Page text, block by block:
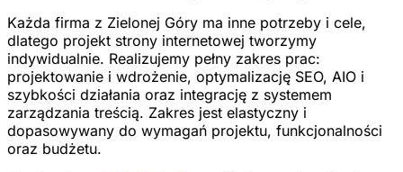
Każda firma z Zielonej Góry ma inne potrzeby i cele,
dlatego projekt strony internetowej tworzymy
indywidualnie. Realizujemy pełny zakres prac:
projektowanie i wdrożenie, optymalizację SEO, AIO i
szybkości działania oraz integrację z systemem
zarządzania treścią. Zakres jest elastyczny i
dopasowywany do wymagań projektu, funkcjonalności
oraz budżetu.